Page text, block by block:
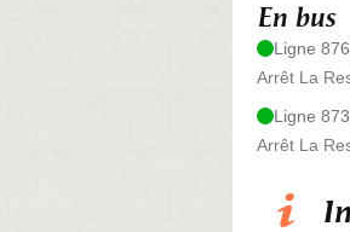
En bus
Ligne
Arrêt La
Ligne
Arrêt La